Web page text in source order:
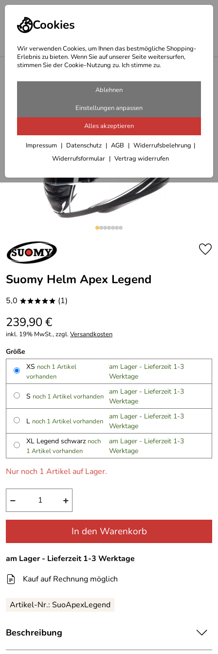
Cookies
Wir verwenden Cookies, um Ihnen das bestmögliche Shopping-
Erlebnis zu bieten. Wenn Sie auf unserer Seite weitersurfen,
stimmen Sie der Cookie-Nutzung zu. Ich stimme zu.
Ablehnen
Einstellungen anpassen
Alles akzeptieren
Impressum Datenschutz AGB
Widerrufsbelehrung
Widerrufsformular
Vertrag widerrufen
Integralhelme
Suomy Helm Apex Legend
5,0 ***** (1)
239,90 €
inkl. 19% MwSt., zzgl.Versandkosten
Größe
XS noch 1 Artikel
vorhanden
am Lager - Lieferzeit 1-3
Werktage
S noch 1 Artikel vorhanden
am Lager - Lieferzeit 1-3
Werktage
L noch 1 Artikel vorhanden
am Lager - Lieferzeit 1-3
Werktage
XL Legend schwarz noch
1 Artikel vorhanden
am Lager - Lieferzeit 1-3
Werktage
Nur noch 1 Artikel auf Lager.
− +
In den Warenkorb
am Lager - Lieferzeit 1-3 Werktage
Kauf auf Rechnung möglich
Artikel-Nr.: SuoApexLegend
Beschreibung
Suomy Helm Apex 60´s Legend white - black